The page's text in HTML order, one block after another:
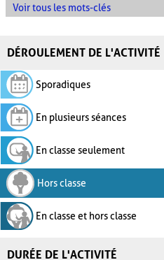
Voir tous les mots-clés
DÉROULEMENT DE L'ACTIVITÉ
Sporadiques
En plusieurs séances
En classe seulement
Hors classe
En classe et hors classe
DURÉE DE L'ACTIVITÉ